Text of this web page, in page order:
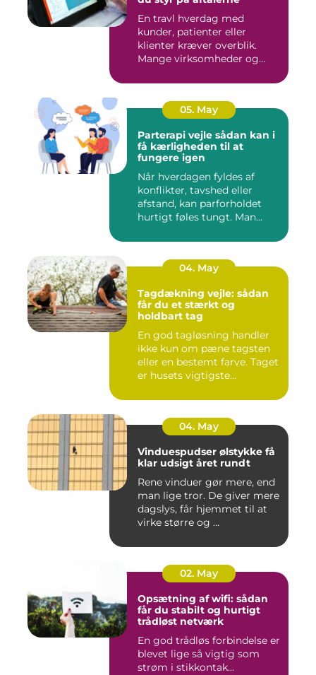
En travl hverdag med
kunder, patienter eller
klienter kræver overblik.
Mange virksomheder og
05. May
Parterapi vejle sådan kan i
få kærligheden til at
fungere igen
Når hverdagen fyldes af
konflikter, tavshed eller
afstand, kan parforholdet
hurtigt føles tungt. Man...
04. May
Tagdækning vejle: sådan
får du et stærkt og
holdbart tag
En god tagløsning handler
ikke kun om pæne tagsten
eller en bestemt farve. Taget
er husets vigtigste...
04. May
Vinduespudser ølstykke få
klar udsigt året rundt
Rene vinduer gør mere, end
man lige tror. De giver mere
dagslys, får hjemmet til at
virke større og ...
02. May
Opsætning af wifi: sådan
får du stabilt og hurtigt
trådløst netværk
En god trådløs forbindelse er
blevet lige så vigtig som
strøm i stikkontak...